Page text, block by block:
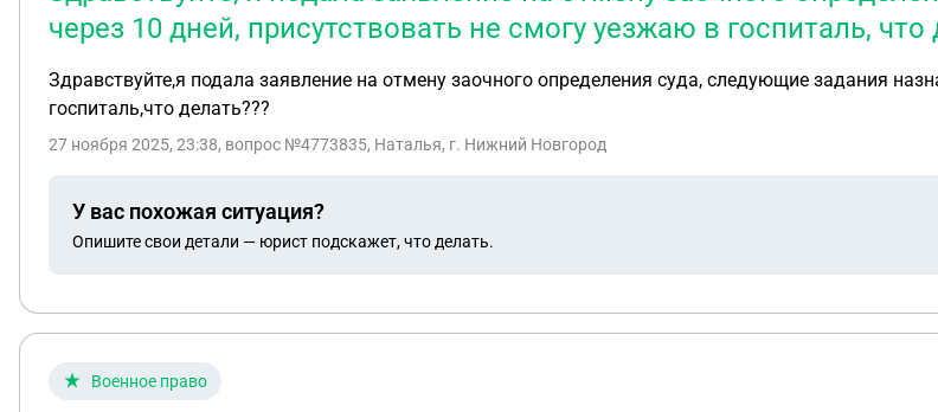
через 10 дней, присутствовать не смогу уезжаю в госпиталь, что
Здравствуйте,я подала заявление на отмену заочного определения суда, следующие задания
госпиталь,что делать???
27 ноября 2025, 23:38, вопрос №4773835, Наталья, г. Нижний Новгород
У вас похожая ситуация?
Опишите свои детали — юрист подскажет, что делать.
Военное право